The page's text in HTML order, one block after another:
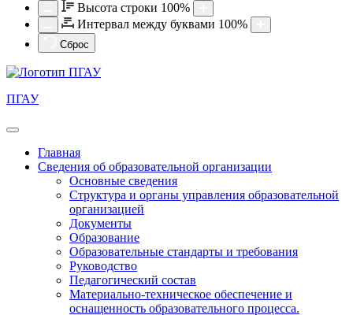
Высота строки 100%
Интервал между буквами 100%
Сброс
ПГАУ
Главная
Сведения об образовательной организации
Основные сведения
Структура и органы управления образовательной
организацией
Документы
Образование
Образовательные стандарты и требования
Руководство
Педагогический состав
Материально-техническое обеспечение и
оснащенность образовательного процесса.